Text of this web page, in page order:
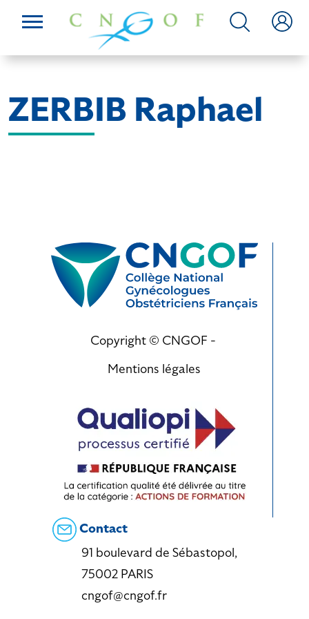
ZERBIB Raphael
Copyright © CNGOF -
Mentions légales
Contact
91 boulevard de Sébastopol,
75002 PARIS
cngof@cngof.fr